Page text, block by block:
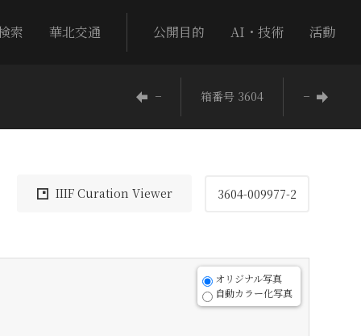
索 華北交通 公開目的 AI・技術 活動
− 箱番号 3604 −
IIIF Curation Viewer 3604-009977-2
オリジナル写真
自動カラー化写真